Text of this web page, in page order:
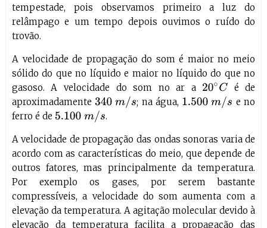
tempestade, pois observamos primeiro a luz do
relâmpago e um tempo depois ouvimos o ruído do
trovão.
A velocidade de propagação do som é maior no meio
sólido do que no líquido e maior no líquido do que no
gasoso. A velocidade do som no ar a 20∘C
é de
aproximadamente340 m/s ; na água, 1.500 m/s
e no
ferro é de 5.100 m/s .
A velocidade de propagação das ondas sonoras varia de
acordo com as características do meio, que depende de
outros fatores, mas principalmente da temperatura.
Por exemplo os gases, por serem bastante
compressíveis, a velocidade do som aumenta com a
elevação da temperatura. A agitação molecular devido à
elevação da temperatura facilita a propagação das